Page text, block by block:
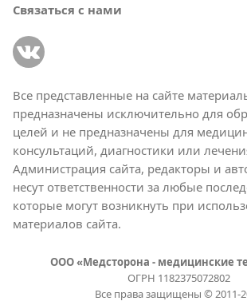
Связаться с нами
Все представленные на сайте
предназначены исключительно для
целей и не предназначены для
консультаций, диагностики или
Администрация сайта, редакторы и
несут ответственности за любые
которые могут возникнуть при
материалов сайта.
ООО «Медсторона - медицинские
ОГРН 1182375072802
Все права защищены © 2011-